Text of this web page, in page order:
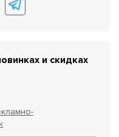
и скидках